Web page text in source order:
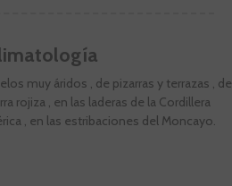
muy áridos , de pizarras y terrazas , de
rojiza , en las laderas de la Cordillera
, en las estribaciones del Moncayo.